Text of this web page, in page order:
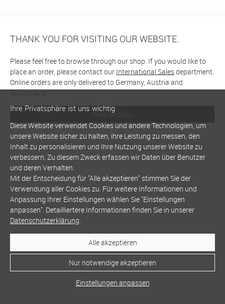
THANK YOU FOR VISITING OUR WEBSITE.
Please feel free to browse through our shop. If you would like to
place an order, please contact our International Salesdepartment.
Online orders are only delivered to Germany, Austria and
Switzerland
Browse shop
Ihre Privatsphäre ist uns wichtig
Diese Website verwendet Cookies und andere Technologien, um
unsere Website sicher zu halten, ihre Leistung zu messen, den
Inhalt zu personalisieren und Ihre Nutzung unserer Website zu
verbessern. Zu diesem Zweck erfassen wir Daten über Benutzer
und deren Verhalten.
Mit der Entscheidung für "Alle akzeptieren" stimmen Sie der
Verwendung aller Cookies zu. Für weitere Informationen und
Anpassung Ihrer Einstellungen wählen Sie "Einstellungen
anpassen". Detailliertere Informationen finden Sie in unserer
Datenschutzerklärung.
Alle akzeptieren
Nur notwendige akzeptieren
Einstellungen anpassen